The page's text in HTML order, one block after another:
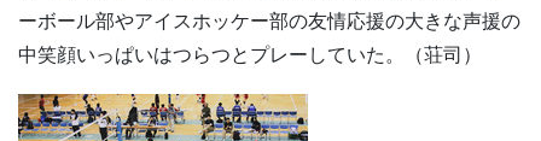
ーボール部やアイスホッケー部の友情応援の大きな声援の
中笑顔いっぱいはつらつとプレーしていた。（荘司）